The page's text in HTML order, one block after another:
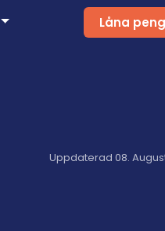
Låna
Uppdaterad 08.